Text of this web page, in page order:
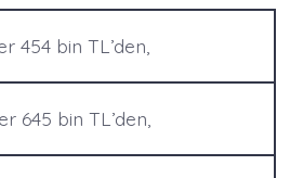
454 bin TL’den,
645 bin TL’den,